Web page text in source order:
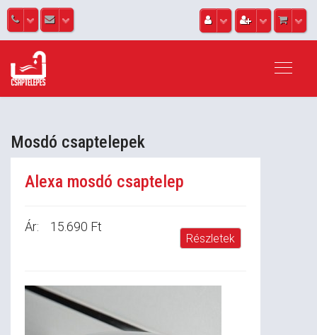
Mosdó csaptelepek
Alexa mosdó csaptelep
Ár: 15.690 Ft
Részletek